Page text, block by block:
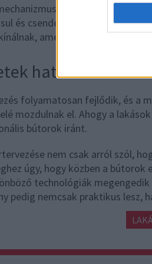
lefékezik az ajtót,
és csendesen záródik. Ennél
amelyek egy enyhe
hatalma
folyamatosan fejlődik, és a
mozdulnak el. Ahogy a
bútorok iránt.
nem csak arról szól,
úgy, hogy közben a
technológiák
pedig nemcsak praktikus lesz,